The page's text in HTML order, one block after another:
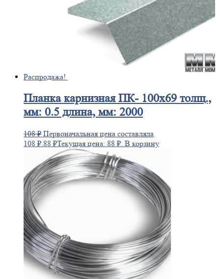
Распродажа!
Планкакарнизная ПК- 100х69 толщ.,
мм: 0.5 длина, мм: 2000
108₽ Первоначальная цена составляла
108 ₽. 88 ₽Текущая цена: 88 ₽. В корзину